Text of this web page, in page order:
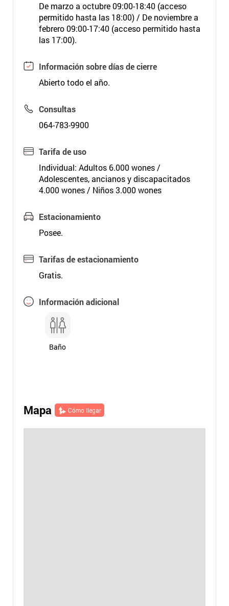
De marzo a octubre 09:00-18:40 (acceso
permitido hasta las 18:00) / De noviembre a
febrero 09:00-17:40 (acceso permitido hasta
las 17:00).
Información sobre días de cierre
Abierto todo el año.
Consultas
064-783-9900
Tarifa de uso
Individual: Adultos 6.000 wones /
Adolescentes, ancianos y discapacitados
4.000 wones / Niños 3.000 wones
Estacionamiento
Posee.
Tarifas de estacionamiento
Gratis.
Información adicional
Baño
Mapa Cómo llegar